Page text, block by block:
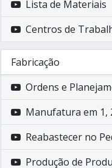
Lista de Materiais
Centros de
Fabricação
Ordens e
Manufatura em 1,
Reabastecer no
Produção de